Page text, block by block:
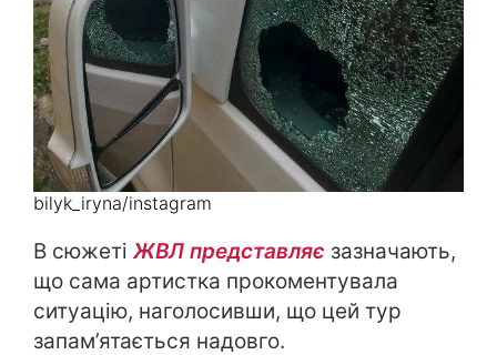
bilyk_iryna/instagram
В сюжеті ЖВЛ представляє зазначають,
що сама артистка прокоментувала
ситуацію, наголосивши, що цей тур
запам’ятається надовго.